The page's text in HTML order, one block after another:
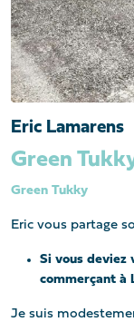
Eric Lamarens
Green
Green Tukky
Eric vous partage
Si vous deviez
commerçant à
Je suis